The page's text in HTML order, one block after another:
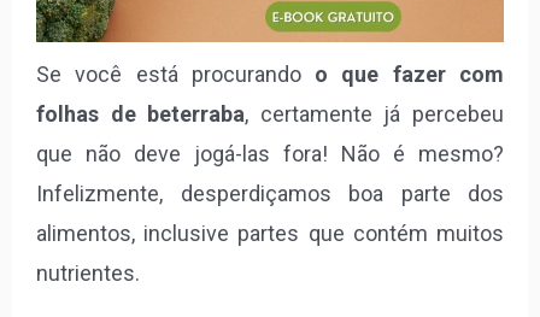
Se você está procurando o que fazer com
folhas de beterraba, certamente já percebeu
que não deve jogá-las fora! Não é mesmo?
Infelizmente, desperdiçamos boa parte dos
alimentos, inclusive partes que contém muitos
nutrientes.